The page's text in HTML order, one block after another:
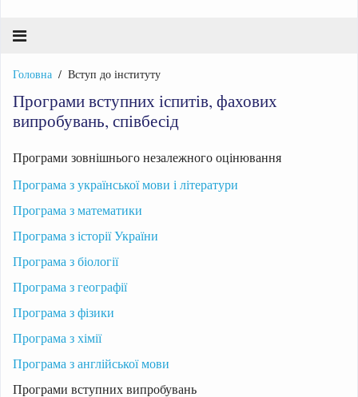
Головна Вступ до інституту
Програми вступних іспитів, фахових
випробувань, співбесід
Програми зовнішнього незалежного оцінювання
Програма з української мови і літератури
Програма з математики
Програма з історії України
Програма з біології
Програма з географії
Програма з фізики
Програма з хімії
Програма з англійської мови
Програми вступних випробувань